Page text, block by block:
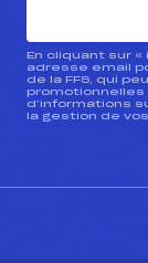
En cliquant sur «
adresse email
de la FFS, qui
promotionnelles
d’informations
la gestion de